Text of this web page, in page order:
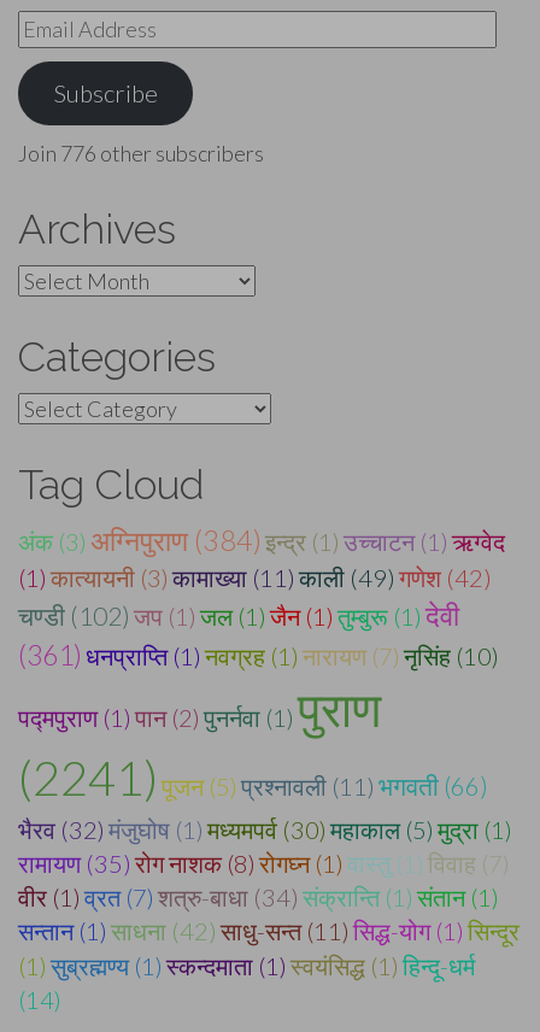
Email
Address
Subscribe
Join 776 other subscribers
Archives
Archives
Categories
Categories
Tag Cloud
अंक (3) अग्निपुराण (384) इन्द्र (1) उच्चाटन (1) ऋग्वेद
(1) कात्यायनी (3) कामाख्या (11) काली (49) गणेश (42)
चण्डी (102) जप (1) जल (1) जैन (1) तुम्बुरू (1) देवी
(361) धनप्राप्ति (1) नवग्रह (1) नारायण (7) नृसिंह (10)
पद्मपुराण (1) पान (2) पुनर्नवा (1) पुराण
(2241) पूजन (5) प्रश्नावली (11) भगवती (66)
भैरव (32) मंजुघोष (1) मध्यमपर्व (30) महाकाल (5) मुद्रा (1)
रामायण (35) रोग नाशक (8) रोगघ्न (1) वास्तु (1) विवाह (7)
वीर (1) व्रत (7) शत्रु-बाधा (34) संक्रान्ति (1) संतान (1)
सन्तान (1) साधना (42) साधु-सन्त (11) सिद्ध-योग (1) सिन्दूर
(1) सुब्रह्मण्य (1) स्कन्दमाता (1) स्वयंसिद्ध (1) हिन्दू-धर्म
(14)